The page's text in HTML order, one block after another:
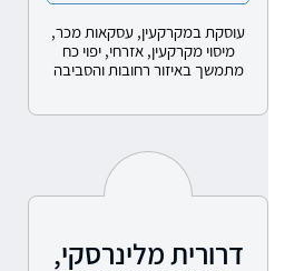
עוסקת במקרקעין, עסקאות מכר,
מיסוי מקרקעין, אזרחי, יפוי כח
מתמשך באיזור רחובות והסביבה
דרורית מלינרסקי,